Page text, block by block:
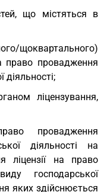
що містяться в
щоквартального)
право провадження
діяльності;
ліцензування,
провадження
діяльності на
ліцензії на право
господарської
яких здійснюється